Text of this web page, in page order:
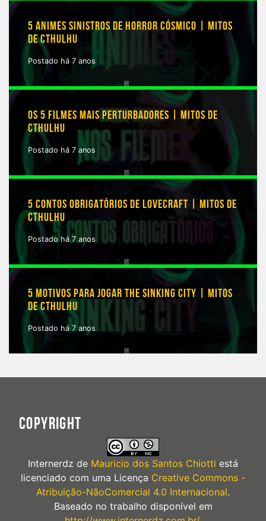
5 ANIMES SINISTROS DE HORROR CÓSMICO | MITOS
DE CTHULHU
Postado há 7 anos
OS 5 FILMES MAIS PERTURBADORES | MITOS DE
CTHULHU
Postado há 7 anos
5 CONTOS OBRIGATÓRIOS DE LOVECRAFT | MITOS DE
CTHULHU
Postado há 7 anos
5 MOTIVOS PARA JOGAR THE SINKING CITY | MITOS
DE CTHULHU
Postado há 7 anos
COPYRIGHT
Internerdz de Mauricio dos Santos Chiotti está
licenciado com uma Licença Creative Commons -
Atribuição-NãoComercial 4.0 Internacional.
Baseado no trabalho disponível em